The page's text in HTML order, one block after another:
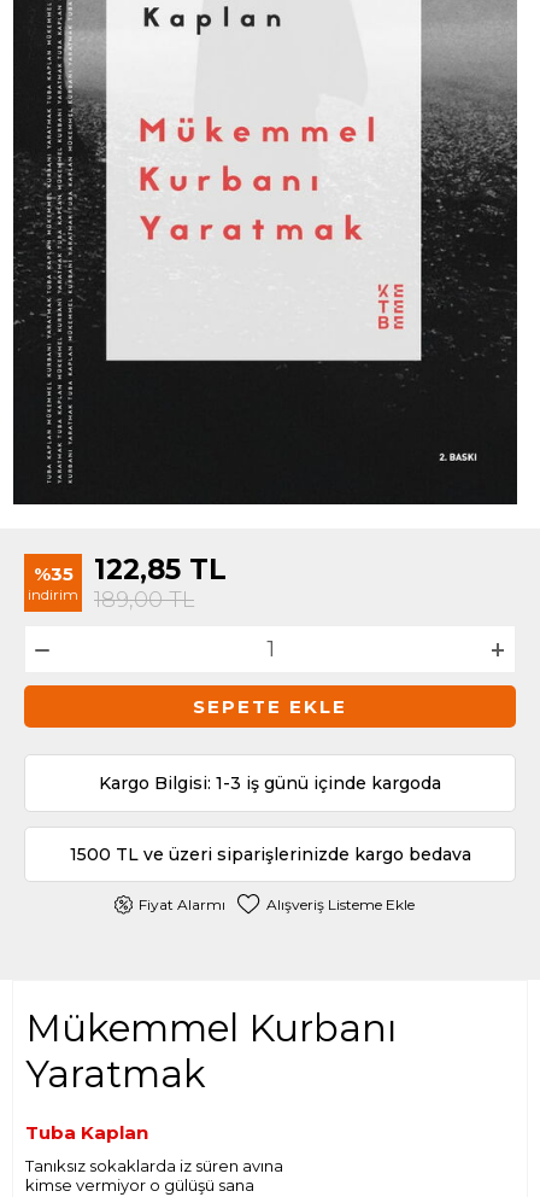
%35
indirim
122,85 TL
189,00TL
SEPETE EKLE
Kargo Bilgisi: 1-3 iş günü içinde kargoda
1500 TL ve üzeri siparişlerinizde kargo bedava
Fiyat Alarmı Alışveriş Listeme Ekle
Mükemmel Kurbanı
Yaratmak
Tuba Kaplan
Tanıksız sokaklarda iz süren avına
kimse vermiyor o gülüşü sana